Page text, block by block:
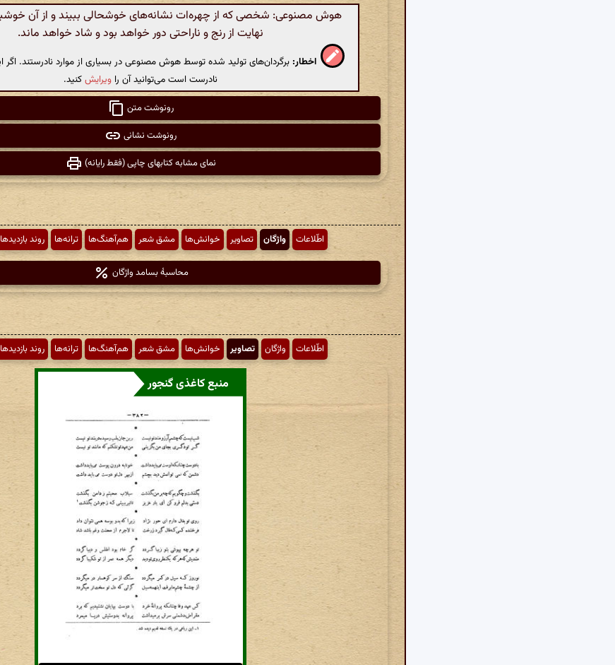
هوش مصنوعی: شخصی که از چهره‌ات نشانه‌های خوشحالی ببیند و از آن
نهایت از رنج و ناراحتی دور خواهد بود و شاد خواهد ماند.
اخطار: برگردان‌های تولید شده توسط هوش مصنوعی در بسیاری از موارد نادرستند. اگر
نادرست است می‌توانید آن را ویرایشکنید.
رونوشت متن
رونوشت نشانی
نمای مشابه کتابهای چاپی (فقط رایانه)
اطّلاعات واژگان تصاویر خوانش‌ها مشق شعر هم‌آهنگ‌ها ترانه‌ها روند بازدیدها
محاسبهٔ بسامد واژگان
اطّلاعات واژگان تصاویر خوانش‌ها مشق شعر هم‌آهنگ‌ها ترانه‌ها روند بازدیدها
منبع کاغذی گنجور